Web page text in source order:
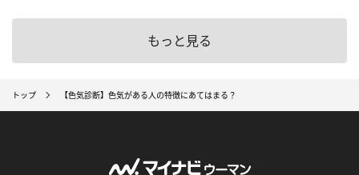
もっと見る
トップ 【色気診断】色気がある人の特徴にあてはまる？